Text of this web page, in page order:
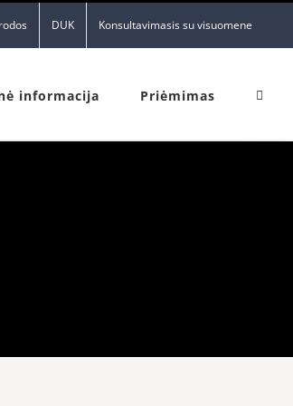
DUK Konsultavimasis su visuomene
informacija Priėmimas